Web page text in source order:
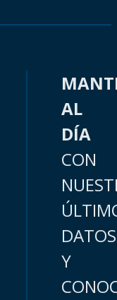
AL
DÍA
CON
DATOS
Y